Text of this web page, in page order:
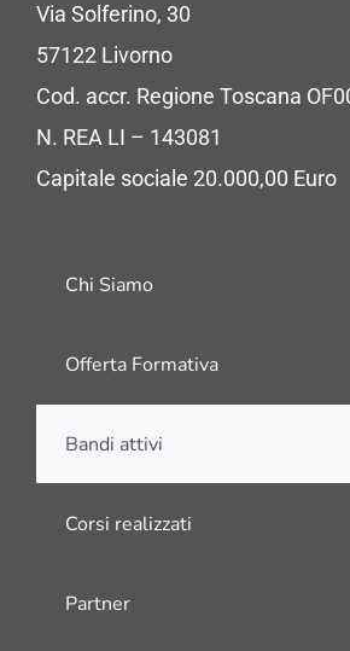
Via Solferino, 30
57122 Livorno
Cod. accr. Regione Toscana
N. REA LI – 143081
Capitale sociale 20.000,00 Euro
Chi Siamo
Offerta Formativa
Bandi attivi
Corsi realizzati
Partner